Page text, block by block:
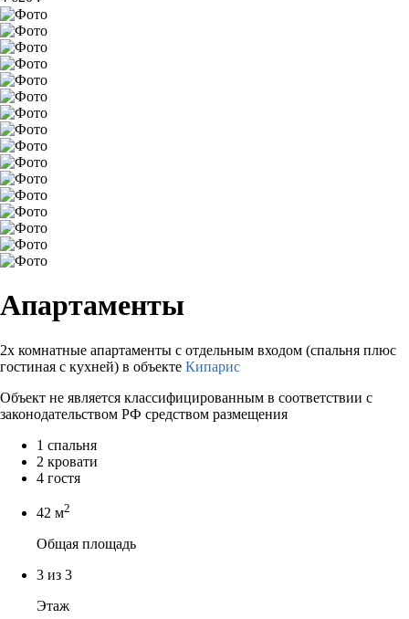
Апартаменты
2х комнатные апартаменты с отдельным входом (спальня плюс
гостиная с кухней) в объекте Кипарис
Объект не является классифицированным в соответствии с
законодательством РФ средством размещения
1 спальня
2 кровати
4 гостя
42 м2
Общая площадь
3 из 3
Этаж